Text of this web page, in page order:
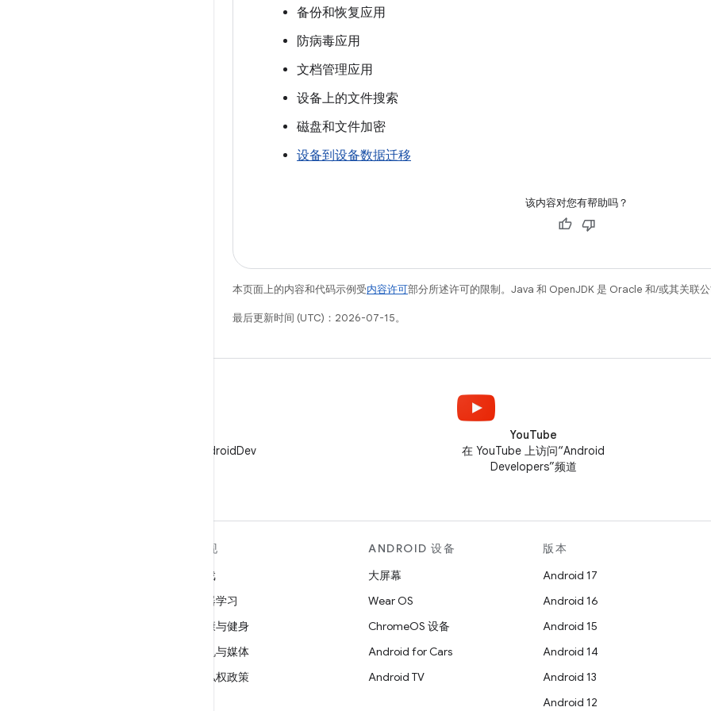
备份和恢复应用
防病毒应用
文档管理应用
设备上的文件搜索
磁盘和文件加密
设备到设备数据迁移
该内容对您有帮助吗？
本页面上的内容和代码示例受内容许可部分所述许可的限制。Java 和 OpenJDK 是 Oracle 和/或其关联公
最后更新时间 (UTC)：2026-07-15。
在 X 上关注 @AndroidDev
YouTube
在 YouTube 上访问“Android
Developers”频道
发现
游戏
机器学习
健康与健身
相机与媒体
隐私权政策
ANDROID 设备
大屏幕
Wear OS
ChromeOS 设备
Android for Cars
Android TV
版本
Android 17
Android 16
Android 15
Android 14
Android 13
Android 12